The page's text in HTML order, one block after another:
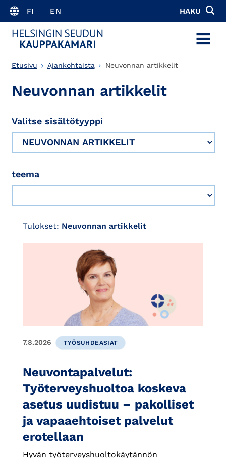
FI EN HAKU
MENU
Etusivu Ajankohtaista Neuvonnan artikkelit
Neuvonnan artikkelit
Valitse sisältötyyppi
teema
Tulokset: Neuvonnan artikkelit
7.8.2026 TYÖSUHDEASIAT
Neuvontapalvelut:
Työterveyshuoltoa koskeva
asetus uudistuu – pakolliset
ja vapaaehtoiset palvelut
erotellaan
Hyvän työterveyshuoltokäytännön